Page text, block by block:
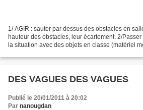
1/ AGIR : sauter par dessus des obstacles en
hauteur des obstacles, leur écartement. 2/Passer
la situation avec des objets en classe (matériel
DES VAGUES DES VAGUES
Publié le 20/01/2011 à 20:02
Par nanougdan